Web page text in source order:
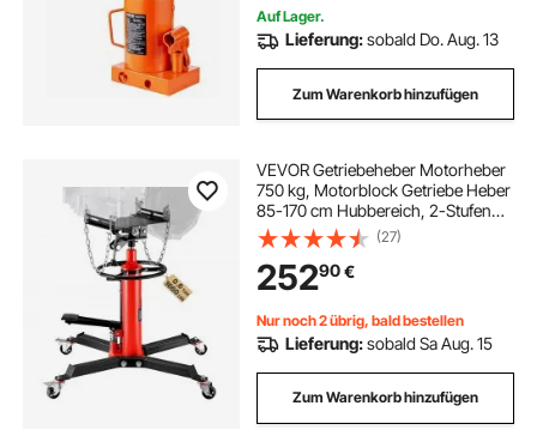
Auf Lager.
Lieferung:sobald Do. Aug. 13
Zum Warenkorb hinzufügen
VEVOR Getriebeheber Motorheber
750 kg, Motorblock Getriebe Heber
85-170 cm Hubbereich, 2-Stufen
Faulenzer hydraulischer
Wagenheber kfz Heber Motorblock
Motorheber Autowerkstätten
Autogetrieben, Rot
(27)
25290€
Nur noch 2 übrig, bald bestellen
Lieferung:sobald Sa Aug. 15
Zum Warenkorb hinzufügen